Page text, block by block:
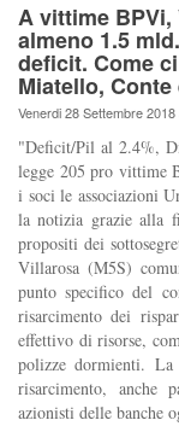
A vittime BPVi,
almeno 1.5
deficit. Come
Miatello, Conte
Venerdi 28 Settembre
"Deficit/Pil al 2.4%,
legge 205 pro vittime
i soci le associazioni
la notizia grazie alla
propositi dei
Villarosa (M5S)
punto specifico del
risarcimento dei
effettivo di risorse,
polizze dormienti.
risarcimento, anche
azionisti delle banche